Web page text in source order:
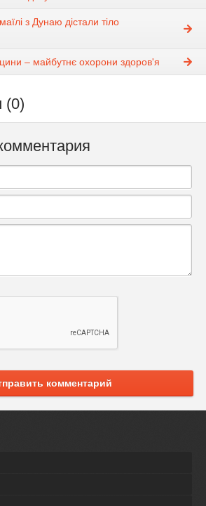
з Дунаю дістали тіло
– майбутнє охорони здоров'я
(0)
комментарий